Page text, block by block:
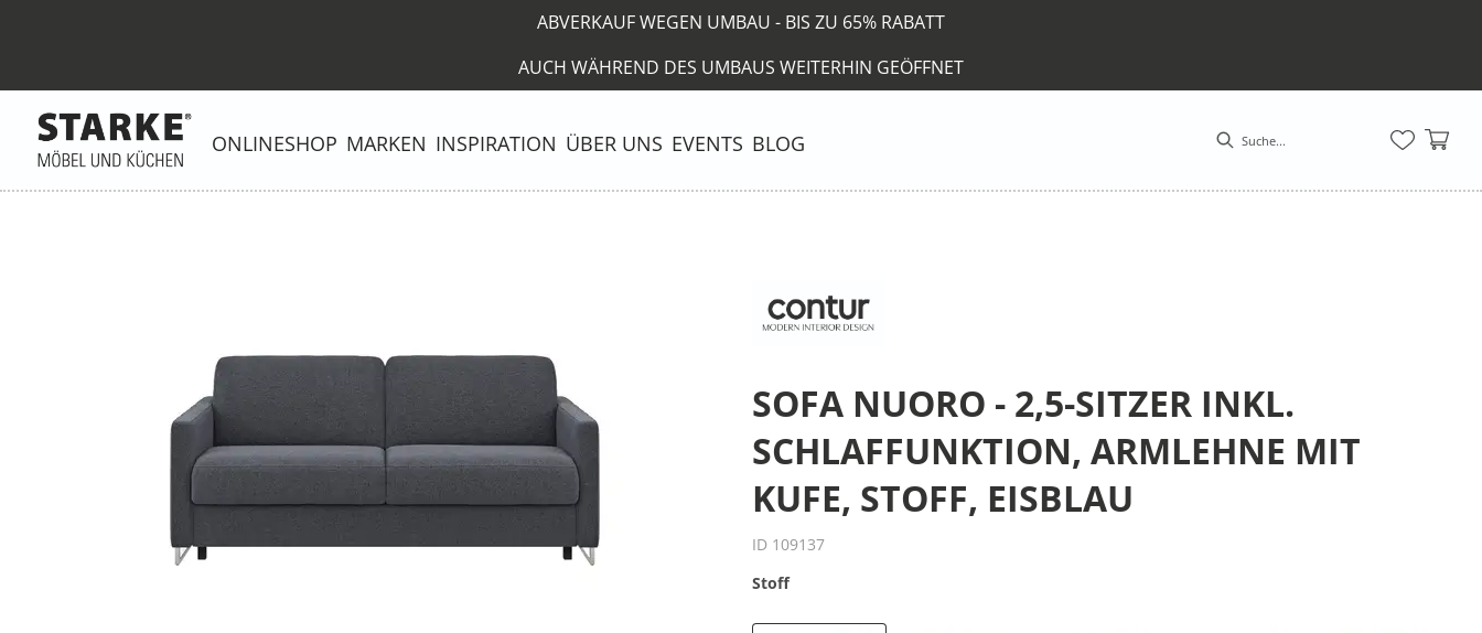
ABVERKAUF WEGEN UMBAU - BIS ZU 65% RABATT
AUCH WÄHREND DES UMBAUS WEITERHIN GEÖFFNET
ONLINESHOP MARKEN INSPIRATION ÜBER UNS EVENTS BLOG
SOFA NUORO - 2,5-SITZER INKL.
SCHLAFFUNKTION, ARMLEHNE MIT
KUFE, STOFF, EISBLAU
ID 109137
Stoff